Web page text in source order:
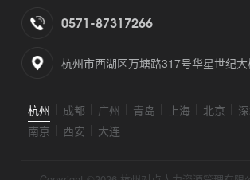
0571-87317266
杭州市西湖区万塘路317号华星世纪
杭州 成都 广州 青岛 上海 北京
南京
西安 大连